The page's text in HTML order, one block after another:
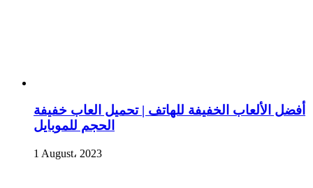
أفضل الألعاب الخفيفة للهاتف | تحميل العاب خفيفة
الحجم للموبايل
1 August، 2023